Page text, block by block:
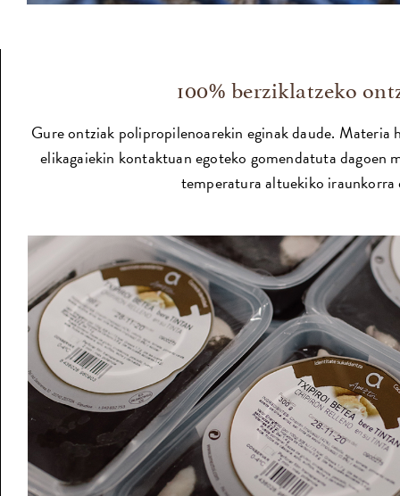
100% berziklatzeko
Gure ontziak polipropilenoarekin eginak daude. Materia
elikagaiekin kontaktuan egoteko gomendatuta dagoen
temperatura altuekiko iraunkorra